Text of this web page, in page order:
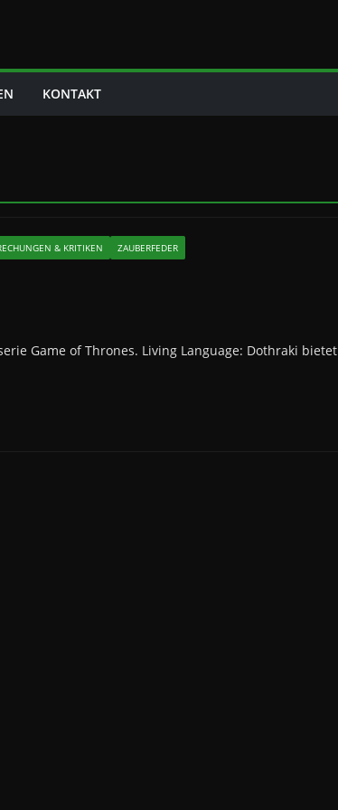
KONTAKT
& KRITIKEN ZAUBERFEDER
Game of Thrones. Living Language: Dothraki bietet